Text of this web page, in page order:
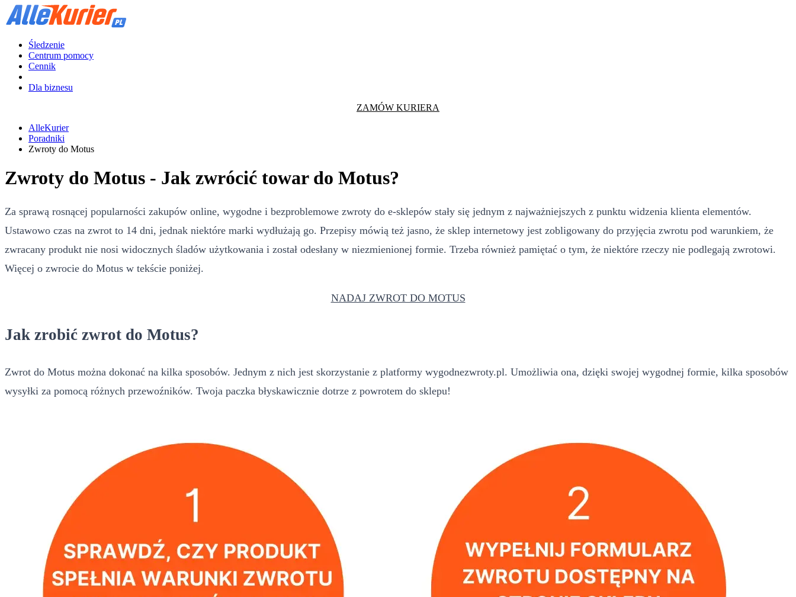
Śledzenie
Centrum pomocy
Cennik
Dla biznesu
ZAMÓW KURIERA
AlleKurier
Poradniki
Zwroty do Motus
Zwroty do Motus - Jak zwrócić towar do Motus?
Za sprawą rosnącej popularności zakupów online, wygodne i bezproblemowe zwroty do e-sklepów stały się jednym z najważniejszych z punktu widzenia klienta elementów.
Ustawowo czas na zwrot to 14 dni, jednak niektóre marki wydłużają go. Przepisy mówią też jasno, że sklep internetowy jest zobligowany do przyjęcia zwrotu pod warunkiem, że
zwracany produkt nie nosi widocznych śladów użytkowania i został odesłany w niezmienionej formie. Trzeba również pamiętać o tym, że niektóre rzeczy nie podlegają zwrotowi.
Więcej o zwrocie do Motus w tekście poniżej.
NADAJ ZWROT DO MOTUS
Jak zrobić zwrot do Motus?
Zwrot do Motus można dokonać na kilka sposobów. Jednym z nich jest skorzystanie z platformy wygodnezwroty.pl. Umożliwia ona, dzięki swojej wygodnej formie, kilka sposobów
wysyłki za pomocą różnych przewoźników. Twoja paczka błyskawicznie dotrze z powrotem do sklepu!